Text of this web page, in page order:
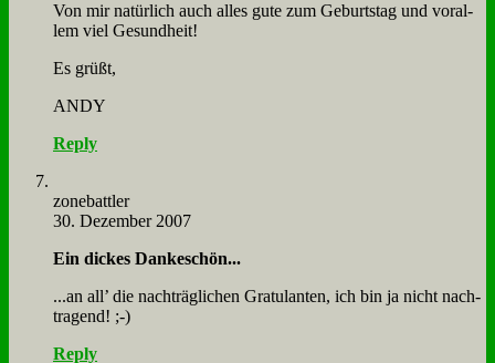
Von mir na­tür­lich auch al­les gu­te zum Ge­burts­tag und vor­al­
lem viel Ge­sund­heit!
Es grüßt,
ANDY
Reply
zone­batt­ler
30. Dezember 2007
Ein dickes Dan­ke­schön...
...an all’ die nach­träg­li­chen Gra­tu­lan­ten, ich bin ja nicht nach­
tra­gend! ;-)
Reply